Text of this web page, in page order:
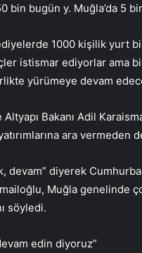
bin bugün y. Muğla’da 5
1000 kişilik yurt
istismar ediyorlar ama
yürümeye devam
Altyapı Bakanı Adil
ara
devam” diyerek
Muğla genelinde
söyledi.
edin diyoruz”